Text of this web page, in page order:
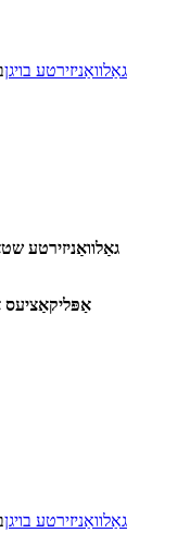
גאַלוואַניזירטע בויגן
גאַלוואַניזירטע
אַפּליקאַציעס
גאַלוואַניזירטע בויגן